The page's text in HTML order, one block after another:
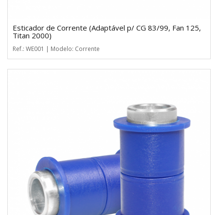
Esticador de Corrente (Adaptável p/ CG 83/99, Fan 125,
Titan 2000)
Ref.: WE001 | Modelo: Corrente